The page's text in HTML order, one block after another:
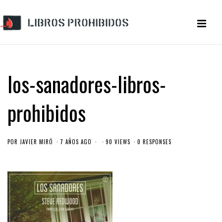
los-sanadores-libros-
prohibidos
POR JAVIER MIRÓ 7 AÑOS AGO 90 VIEWS 0 RESPONSES